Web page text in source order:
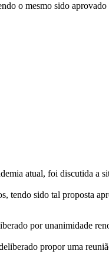
o mesmo sido
atual, foi discutida a
tendo sido tal proposta
por unanimidade
propor uma